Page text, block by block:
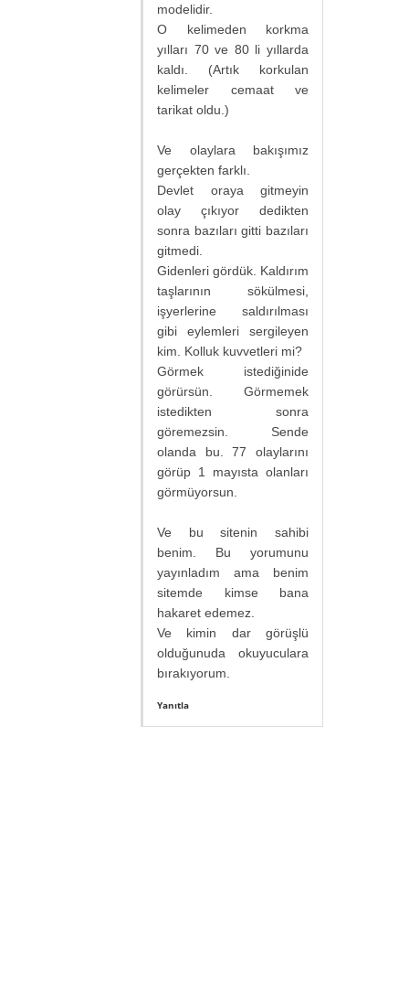
modelidir.
O kelimeden korkma
yılları 70 ve 80 li yıllarda
kaldı. (Artık korkulan
kelimeler cemaat ve
tarikat oldu.)
Ve olaylara bakışımız
gerçekten farklı.
Devlet oraya gitmeyin
olay çıkıyor dedikten
sonra bazıları gitti bazıları
gitmedi.
Gidenleri gördük. Kaldırım
taşlarının sökülmesi,
işyerlerine saldırılması
gibi eylemleri sergileyen
kim. Kolluk kuvvetleri mi?
Görmek istediğinide
görürsün. Görmemek
istedikten sonra
göremezsin. Sende
olanda bu. 77 olaylarını
görüp 1 mayısta olanları
görmüyorsun.
Ve bu sitenin sahibi
benim. Bu yorumunu
yayınladım ama benim
sitemde kimse bana
hakaret edemez.
Ve kimin dar görüşlü
olduğunuda okuyuculara
bırakıyorum.
Yanıtla